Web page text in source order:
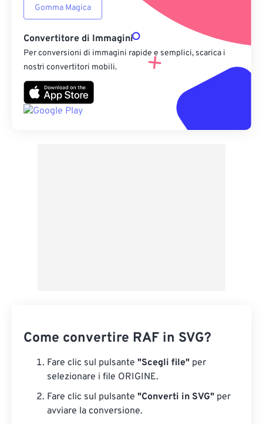
Gomma Magica
Convertitore di Immagini
Per conversioni di immagini rapide e semplici, scarica i
nostri convertitori mobili.
Come convertire RAF in SVG?
Fare clic sul pulsante "Scegli file" per
selezionare i file ORIGINE.
Fare clic sul pulsante "Converti in SVG" per
avviare la conversione.